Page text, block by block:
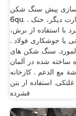
پیش سنگ شکن
6qu. . به عبارت دیگر، خنک
با استفاده از برش،
یا جوشکاری فولاد .
سنگ شکن های
ساخته شده در آلمان
مع الدعم . کارخانه
استفاده از بتن
فشرده